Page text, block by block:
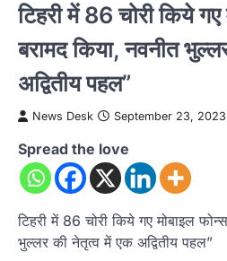
टिहरी में 86 चोरी किये
बरामद किया, नवनीत
अद्वितीय पहल”
News Desk September 23, 2023
Spread the love
टिहरी में 86 चोरी किये गए मोबाइल
भुल्लर की नेतृत्व में एक अद्वितीय पहल”